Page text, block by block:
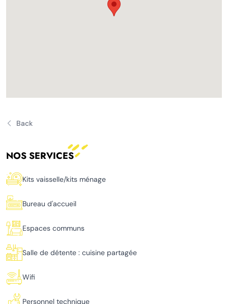
Back
NOS SERVICES
Kits vaisselle/kits ménage
Bureau d'accueil
Espaces communs
Salle de détente : cuisine partagée
Wifi
Personnel technique